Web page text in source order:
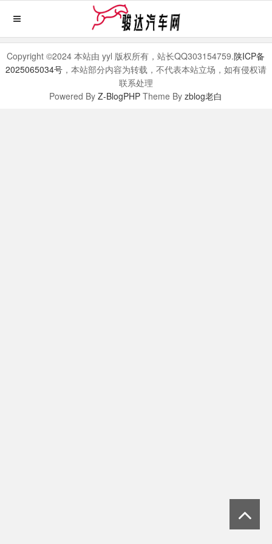
Copyright ©2024 本站由 yyl 版权所有，站长QQ303154759.陕ICP备
2025065034号，本站部分内容为转载，不代表本站立场，如有侵权请
联系处理
Powered ByZ-BlogPHP Theme Byzblog老白